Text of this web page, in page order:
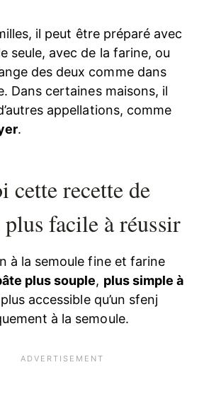
il peut être préparé avec
seule, avec de la farine, ou
des deux comme dans
Dans certaines maisons, il
appellations, comme
.
cette recette de
plus facile à réussir
à la semoule fine et farine
plus souple, plus simple à
accessible qu’un sfenj
à la semoule.